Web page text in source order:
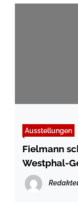
Ausstellungen
Fielmann
Westphal-